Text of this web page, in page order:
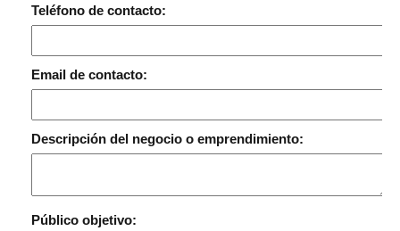
Teléfono de contacto:
Email de contacto:
Descripción del negocio o emprendimiento:
Público objetivo: